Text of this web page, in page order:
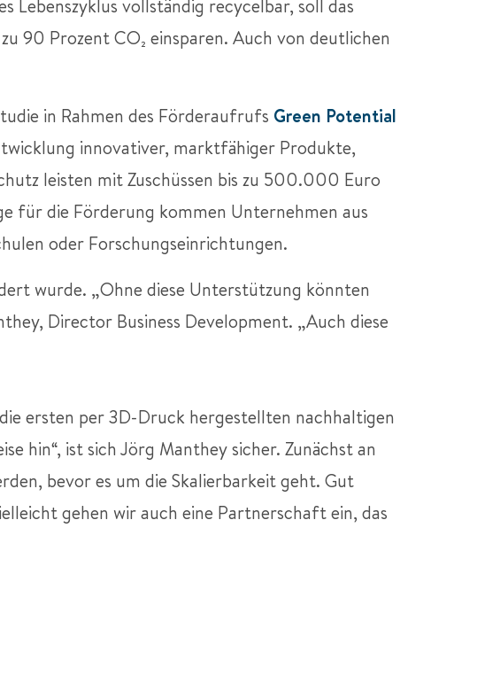
Lebenszyklus vollständig recycelbar, soll das
90 Prozent CO₂ einsparen. Auch von deutlichen
in Rahmen des Förderaufrufs Green Potential
innovativer, marktfähiger Produkte,
leisten mit Zuschüssen bis zu 500.000 Euro
für die Förderung kommen Unternehmen aus
oder Forschungseinrichtungen.
wurde. „Ohne diese Unterstützung könnten
Director Business Development. „Auch diese
ersten per 3D-Druck hergestellten nachhaltigen
hin“, ist sich Jörg Manthey sicher. Zunächst an
bevor es um die Skalierbarkeit geht. Gut
gehen wir auch eine Partnerschaft ein, das